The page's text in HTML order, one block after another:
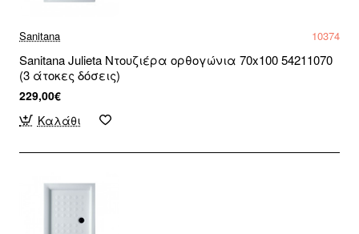
Sanitana 10374
Sanitana Julieta Ντουζιέρα ορθογώνια 70x100 54211070
(3 άτοκες δόσεις)
229,00€
Καλάθι